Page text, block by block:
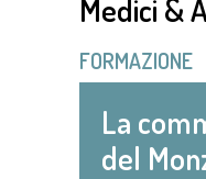
Medici &
FORMAZIONE
La
del